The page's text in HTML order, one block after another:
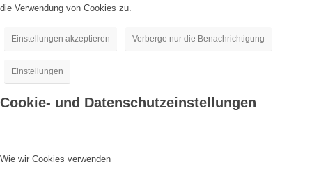
die Verwendung von Cookies zu.
Einstellungen akzeptieren Verberge nur die Benachrichtigung
Einstellungen
Cookie- und Datenschutzeinstellungen
Wie wir Cookies verwenden